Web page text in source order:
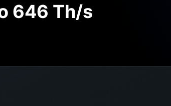
646 Th/s